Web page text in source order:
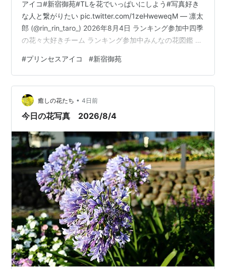
アイコ#新宿御苑#TLを花でいっぱいにしよう#写真好き
な人と繋がりたい pic.twitter.com/1zeHweweqM — 凛太
郎 (@rin_rin_taro_) 2026年8月4日 ランキング参加中四季
の花々大好きチーム ランキング参加中みんなの花図鑑 ラ
#プリンセスアイコ #新宿御苑
癒しの花たち • 4日前
今日の花写真 2026/8/4